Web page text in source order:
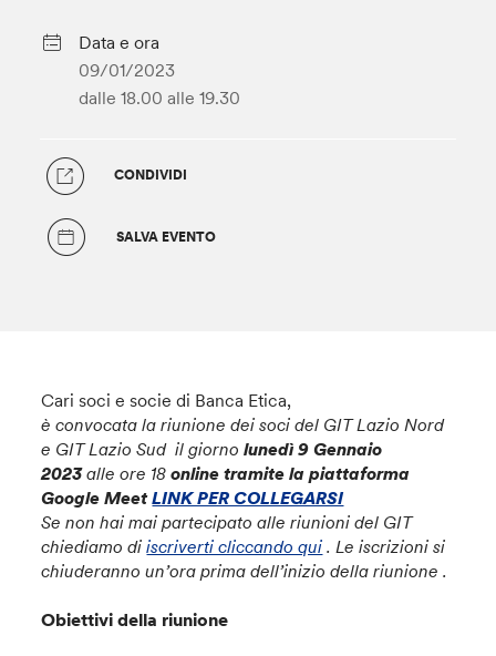
Data e ora
09/01/2023
dalle 18.00 alle 19.30
CONDIVIDI
SALVA EVENTO
Cari soci e socie di Banca Etica,
è convocata la riunione dei soci del GIT Lazio Nord
e GIT Lazio Sud il giornolunedì 9 Gennaio
2023alle ore 18online tramite la piattaforma
Google MeetLINK PER COLLEGARSI
Se non hai mai partecipato alle riunioni del GIT
chiediamo diiscriverti cliccando qui . Le iscrizioni si
chiuderanno un’ora prima dell’inizio della riunione .
Obiettivi della riunione